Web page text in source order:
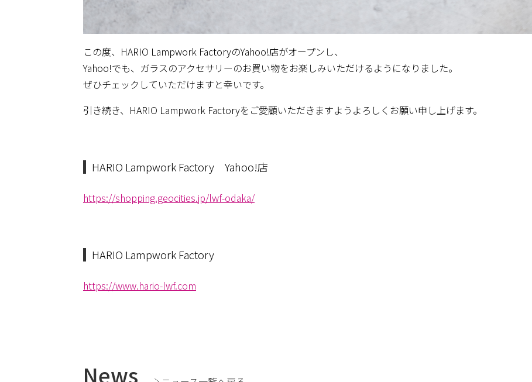
この度、HARIO Lampwork FactoryのYahoo!店がオープンし、
Yahoo!でも、ガラスのアクセサリーのお買い物をお楽しみいただけるようになりました。
ぜひチェックしていただけますと幸いです。
引き続き、HARIO Lampwork Factoryをご愛顧いただきますようよろしくお願い申し上げます。
HARIO Lampwork Factory Yahoo!店
https://shopping.geocities.jp/lwf-odaka/
HARIO Lampwork Factory
https://www.hario-lwf.com
News